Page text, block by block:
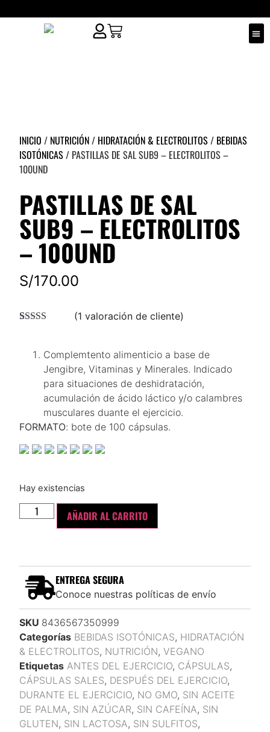
INICIO / NUTRICIÓN/ HIDRATACIÓN & ELECTROLITOS/ BEBIDAS
ISOTÓNICAS/ PASTILLAS DE SAL SUB9 – ELECTROLITOS –
100UND
PASTILLAS DE SAL
SUB9 – ELECTROLITOS
– 100UND
S/170.00
base a
valoración de
un cliente
(1 valoración de cliente)
Complemtento alimenticio a base de
Jengibre, Vitaminas y Minerales. Indicado
para situaciones de deshidratación,
acumulación de ácido láctico y/o calambres
musculares duante el ejercicio.
FORMATO: bote de 100 cápsulas.
Hay existencias
AÑADIR AL CARRITO
ENTREGA SEGURA
Conoce nuestras políticas de envío
SKU 8436567350999
Categorías BEBIDAS ISOTÓNICAS, HIDRATACIÓN
& ELECTROLITOS, NUTRICIÓN,VEGANO
Etiquetas ANTES DEL EJERCICIO, CÁPSULAS,
CÁPSULAS SALES, DESPUÉS DEL EJERCICIO,
DURANTE EL EJERCICIO, NO GMO, SIN ACEITE
DE PALMA, SIN AZÚCAR, SIN CAFEÍNA, SIN
GLUTEN, SIN LACTOSA, SIN SULFITOS,